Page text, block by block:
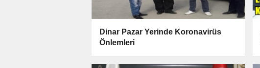
Dinar Pazar Yerinde Koronavirüs
Önlemleri